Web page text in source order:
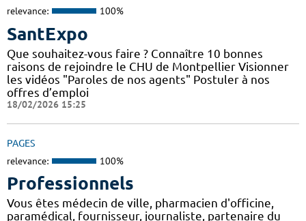
relevance: 100%
SantExpo
Que souhaitez-vous faire ? Connaître 10 bonnes
raisons de rejoindre le CHU de Montpellier Visionner
les vidéos "Paroles de nos agents" Postuler à nos
offres d’emploi
18/02/2026 15:25
PAGES
relevance: 100%
Professionnels
Vous êtes médecin de ville, pharmacien d'officine,
paramédical, fournisseur, journaliste, partenaire du